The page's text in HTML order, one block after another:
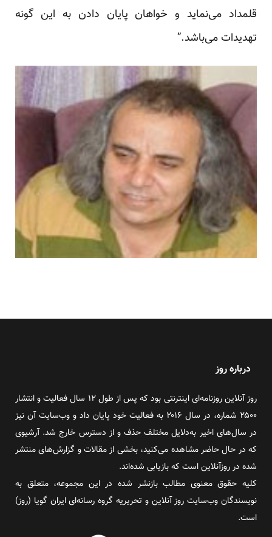
قلمداد می‌نماید و خواهان پایان دادن به این گونه
تهدیدات می‌باشد.”
درباره روز
روز آنلاین روزنامه‌ای اینترنتی بود که پس از طول ۱۲ سال فعالیت و انتشار
۲۵۰۰ شماره، در سال ۲۰۱۶ به فعالیت خود پایان داد و وب‌سایت آن نیز
در سال‌های اخیر به‌دلایل مختلف حذف و از دسترس خارج شد. آرشیوی
که در حال حاضر مشاهده می‌کنید، بخشی از مقالات و گزارش‌های منتشر
شده در روزآنلاین است که بازیابی شده‌اند.
کلیه حقوق معنوی مطالب بازنشر شده در این مجموعه، متعلق به
نویسندگان وب‌سایت روز آنلاین و تحریریه گروه رسانه‌ای ایران گویا (روز)
است.